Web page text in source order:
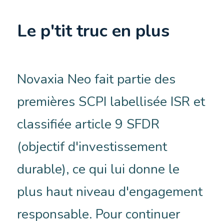
Le p'tit truc en plus
Novaxia Neo fait partie des
premières SCPI labellisée ISR et
classifiée article 9 SFDR
(objectif d'investissement
durable), ce qui lui donne le
plus haut niveau d'engagement
responsable. Pour continuer